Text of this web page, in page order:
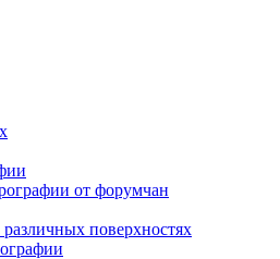
от форумчан
поверхностях